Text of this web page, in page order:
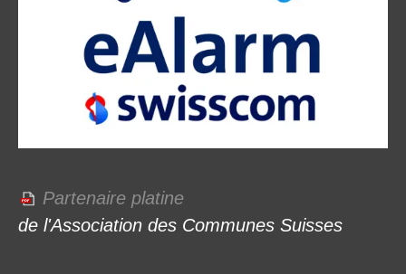
Partenaire platine
de l'Association des Communes Suisses